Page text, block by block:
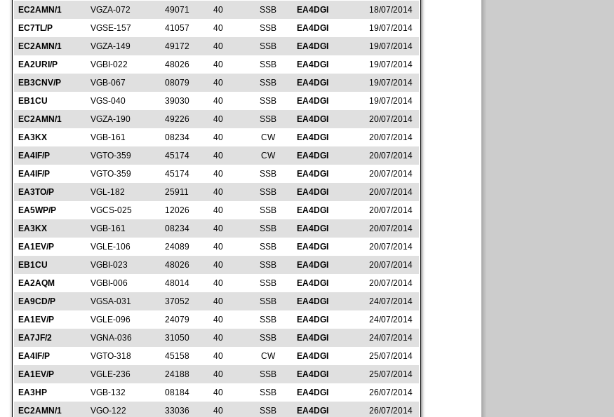
EC2AMN/1
VGZA-072 49071 40 SSB EA4DGI
18/07/2014
EC7TL/P
VGSE-157 41057 40 SSB EA4DGI
19/07/2014
EC2AMN/1
VGZA-149 49172 40 SSB EA4DGI
19/07/2014
EA2URI/P
VGBI-022 48026 40 SSB EA4DGI
19/07/2014
EB3CNV/P
VGB-067 08079 40 SSB EA4DGI
19/07/2014
EB1CU
VGS-040 39030 40 SSB EA4DGI
19/07/2014
EC2AMN/1
VGZA-190 49226 40 SSB EA4DGI
20/07/2014
EA3KX
VGB-161 08234 40 CW EA4DGI
20/07/2014
EA4IF/P
VGTO-359 45174 40 CW EA4DGI
20/07/2014
EA4IF/P
VGTO-359 45174 40 SSB EA4DGI
20/07/2014
EA3TO/P
VGL-182 25911 40 SSB EA4DGI
20/07/2014
EA5WP/P
VGCS-025 12026 40 SSB EA4DGI
20/07/2014
EA3KX
VGB-161 08234 40 SSB EA4DGI
20/07/2014
EA1EV/P
VGLE-106 24089 40 SSB EA4DGI
20/07/2014
EB1CU
VGBI-023 48026 40 SSB EA4DGI
20/07/2014
EA2AQM
VGBI-006 48014 40 SSB EA4DGI
20/07/2014
EA9CD/P
VGSA-031 37052 40 SSB EA4DGI
24/07/2014
EA1EV/P
VGLE-096 24079 40 SSB EA4DGI
24/07/2014
EA7JF/2
VGNA-036 31050 40 SSB EA4DGI
24/07/2014
EA4IF/P
VGTO-318 45158 40 CW EA4DGI
25/07/2014
EA1EV/P
VGLE-236 24188 40 SSB EA4DGI
25/07/2014
EA3HP
VGB-132 08184 40 SSB EA4DGI
26/07/2014
EC2AMN/1
VGO-122 33036 40 SSB EA4DGI
26/07/2014